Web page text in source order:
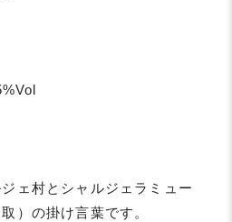
ェ村とシャルジェラミュー
）の掛け言葉です。